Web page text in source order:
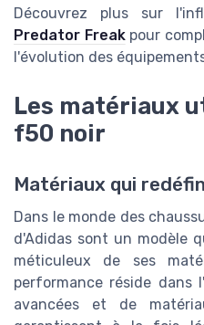
Découvrez plus sur
Predator Freakpour
l'évolution des
Les matériaux
f50 noir
Matériaux qui
Dans le monde des
d'Adidas sont un modèle
méticuleux de ses
performance réside dans
avancées et de